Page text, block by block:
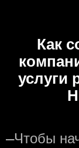
Как
услуги
—Чтобы